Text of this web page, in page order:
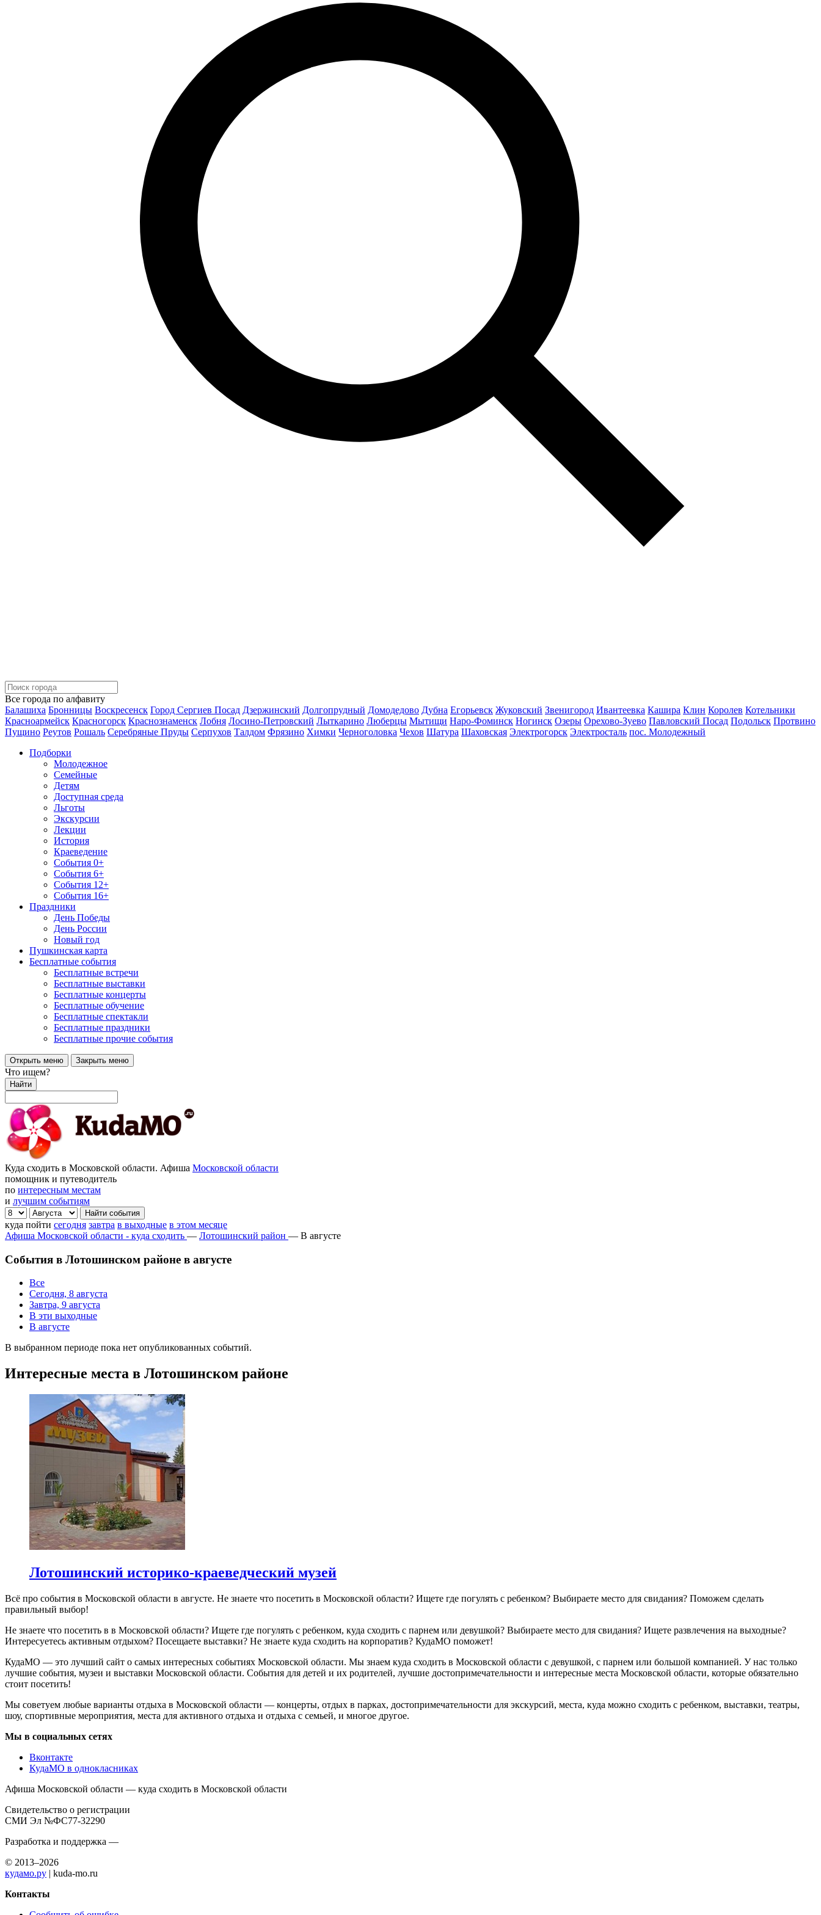
Все города по алфавиту
Балашиха Бронницы Воскресенск Город Сергиев Посад Дзержинский Долгопрудный Домодедово Дубна Егорьевск Жуковский Звенигород Ивантеевка Кашира Клин Королев Котельники
Красноармейск Красногорск Краснознаменск Лобня Лосино-Петровский Лыткарино Люберцы Мытищи Наро-Фоминск Ногинск Озеры Орехово-Зуево Павловский Посад Подольск Протвино
Пущино Реутов Рошаль Серебряные Пруды Серпухов Талдом Фрязино Химки Черноголовка Чехов Шатура Шаховская Электрогорск Электросталь пос. Молодежный
Подборки
Молодежное
Семейные
Детям
Доступная среда
Льготы
Экскурсии
Лекции
История
Краеведение
События 0+
События 6+
События 12+
События 16+
Праздники
День Победы
День России
Новый год
Пушкинская карта
Бесплатные события
Бесплатные встречи
Бесплатные выставки
Бесплатные концерты
Бесплатные обучение
Бесплатные спектакли
Бесплатные праздники
Бесплатные прочие события
Открыть меню Закрыть меню
Что ищем?
Найти
Куда сходить в Московской области. Афиша Московской области
помощник и путеводитель
по интересным местам
и лучшим событиям
куда пойти сегодня завтра в выходные в этом месяце
Афиша Московской области - куда сходить — Лотошинский район — В августе
События в Лотошинском районе в августе
Все
Сегодня, 8 августа
Завтра, 9 августа
В эти выходные
В августе
В выбранном периоде пока нет опубликованных событий.
Интересные места в Лотошинском районе
Лотошинский историко-краеведческий музей
Всё про события в Московской области в августе. Не знаете что посетить в Московской области? Ищете где погулять с ребенком? Выбираете место для свидания? Поможем сделать
правильный выбор!
Не знаете что посетить в в Московской области? Ищете где погулять с ребенком, куда сходить с парнем или девушкой? Выбираете место для свидания? Ищете развлечения на выходные?
Интересуетесь активным отдыхом? Посещаете выставки? Не знаете куда сходить на корпоратив? КудаМО поможет!
КудаМО — это лучший сайт о самых интересных событиях Московской области. Мы знаем куда сходить в Московской области с девушкой, с парнем или большой компанией. У нас только
лучшие события, музеи и выставки Московской области. События для детей и их родителей, лучшие достопримечательности и интересные места Московской области, которые обязательно
стоит посетить!
Мы советуем любые варианты отдыха в Московской области — концерты, отдых в парках, достопримечательности для экскурсий, места, куда можно сходить с ребенком, выставки, театры,
шоу, спортивные мероприятия, места для активного отдыха и отдыха с семьей, и многое другое.
Мы в социальных сетях
Вконтакте
КудаМО в однокласниках
Афиша Московской области — куда сходить в Московской области
Свидетельство о регистрации
СМИ Эл №ФС77-32290
Разработка и поддержка —
© 2013–2026
кудамо.ру | kuda-mo.ru
Контакты